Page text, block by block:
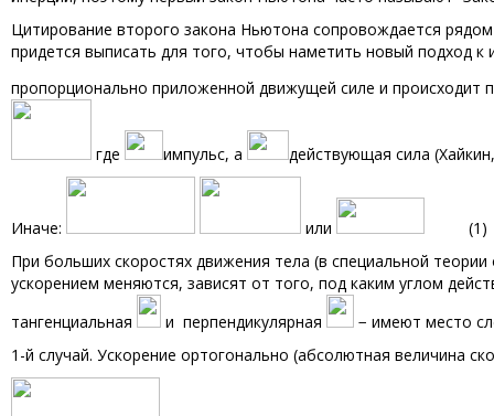
Цитирование второго закона Ньютона сопровождается
придется выписать для того, чтобы наметить новый подход
пропорционально приложенной движущей силе и происходит
где импульс, а действующая сила
Иначе: или
(1)
При больших скоростях движения тела (в специальной
ускорением меняются, зависят от того, под каким углом
тангенциальная
и перпендикулярная
− имеют место
1-й случай. Ускорение ортогонально (абсолютная величина